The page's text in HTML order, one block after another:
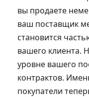
вы продаете
ваш поставщик
становится
вашего клиента.
уровне вашего
контрактов.
покупатели